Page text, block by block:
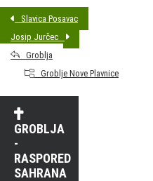
Slavica Posavac
Josip Jurčec
Groblja
Groblje Nove Plavnice
GROBLJA
-
RASPORED
SAHRANA